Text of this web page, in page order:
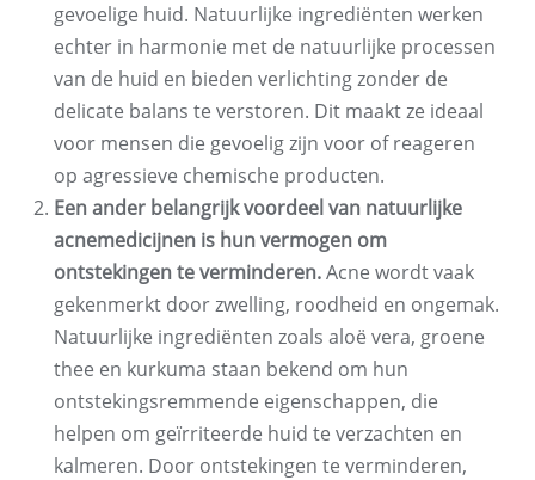
gevoelige huid. Natuurlijke ingrediënten werken
echter in harmonie met de natuurlijke processen
van de huid en bieden verlichting zonder de
delicate balans te verstoren. Dit maakt ze ideaal
voor mensen die gevoelig zijn voor of reageren
op agressieve chemische producten.
Een ander belangrijk voordeel van natuurlijke
acnemedicijnen is hun vermogen om
ontstekingen te verminderen.Acne wordt vaak
gekenmerkt door zwelling, roodheid en ongemak.
Natuurlijke ingrediënten zoals aloë vera, groene
thee en kurkuma staan ​​bekend om hun
ontstekingsremmende eigenschappen, die
helpen om geïrriteerde huid te verzachten en
kalmeren. Door ontstekingen te verminderen,